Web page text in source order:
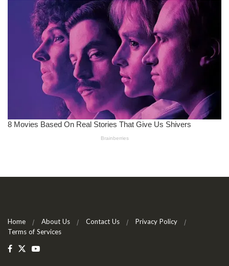
Home About Us Contact Us
Privacy Policy
Terms of Services